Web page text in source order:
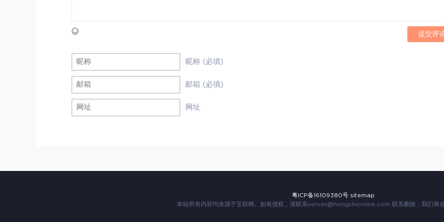
提交评
昵称 (必填)
邮箱 (必填)
网址
粤ICP备16109380号 sitemap
本站所有内容均来源于互联网。如有侵权，请联系server@hongshionline.com 联系删除，我们将